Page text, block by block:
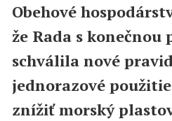
Obehové
že Rada s konečnou
schválila nové
jednorazové
znížiť morský